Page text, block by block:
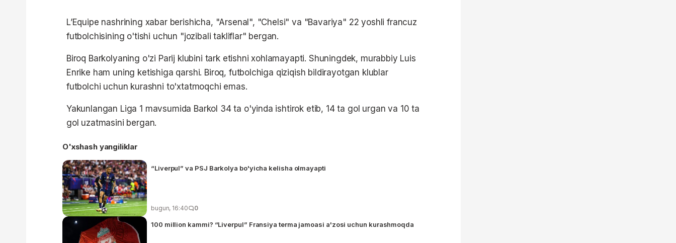
L’Equipe nashrining xabar berishicha, "Arsenal", "Chelsi" va "Bavariya" 22 yoshli francuz
futbolchisining o'tishi uchun "jozibali takliflar" bergan.
Biroq Barkolyaning o'zi Parij klubini tark etishni xohlamayapti. Shuningdek, murabbiy Luis
Enrike ham uning ketishiga qarshi. Biroq, futbolchiga qiziqish bildirayotgan klublar
futbolchi uchun kurashni to'xtatmoqchi emas.
Yakunlangan Liga 1 mavsumida Barkol 34 ta o'yinda ishtirok etib, 14 ta gol urgan va 10 ta
gol uzatmasini bergan.
O'xshash yangiliklar
“Liverpul” va PSJ Barkolya bo'yicha kelisha olmayapti
bugun, 16:40 0
100 million kammi? “Liverpul” Fransiya terma jamoasi a'zosi uchun kurashmoqda